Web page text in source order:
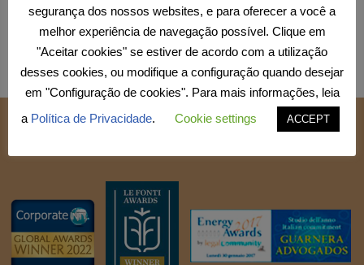
segurança dos nossos websites, e para oferecer a você a
melhor experiência de navegação possível. Clique em
"Aceitar cookies" se estiver de acordo com a utilização
desses cookies, ou modifique a configuração quando desejar
em "Configuração de cookies". Para mais informações, leia
a Política de Privacidade. Cookie settings ACCEPT